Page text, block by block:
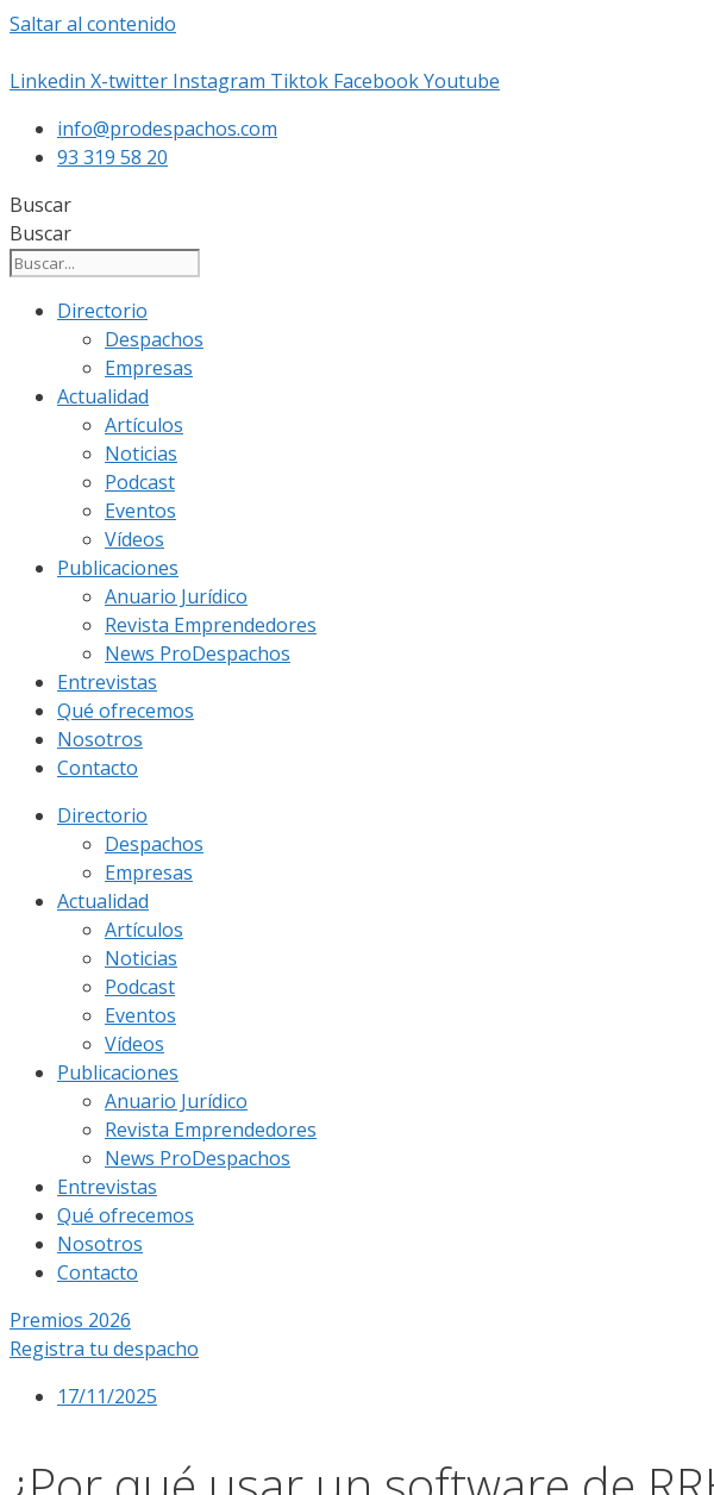
Saltar al contenido
Linkedin X-twitter Instagram Tiktok FacebookYoutube
info@prodespachos.com
93 319 58 20
Buscar
Buscar
Directorio
Despachos
Empresas
Actualidad
Artículos
Noticias
Podcast
Eventos
Vídeos
Publicaciones
Anuario Jurídico
Revista Emprendedores
News ProDespachos
Entrevistas
Qué ofrecemos
Nosotros
Contacto
Directorio
Despachos
Empresas
Actualidad
Artículos
Noticias
Podcast
Eventos
Vídeos
Publicaciones
Anuario Jurídico
Revista Emprendedores
News ProDespachos
Entrevistas
Qué ofrecemos
Nosotros
Contacto
Premios 2026
Registra tu despacho
17/11/2025